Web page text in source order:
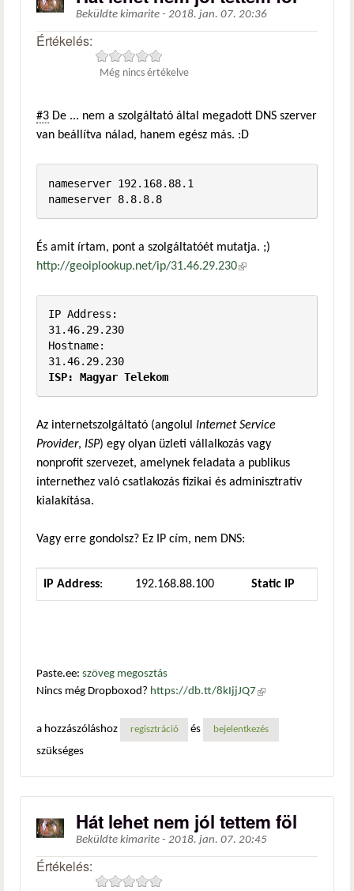
Beküldte kimarite - 2018. jan. 07. 20:36
Értékelés:
Még nincs értékelve
#3 De ... nem a szolgáltató által megadott DNS szerver
van beállítva nálad, hanem egész más. :D
nameserver 192.168.88.1
nameserver 8.8.8.8
És amit írtam, pont a szolgáltatóét mutatja. ;)
http://geoiplookup.net/ip/31.46.29.230(külső hivatkozás)
IP Address:
31.46.29.230
Hostname:
31.46.29.230
ISP: Magyar Telekom
Az internetszolgáltató (angolul Internet Service
Provider, ISP) egy olyan üzleti vállalkozás vagy
nonprofit szervezet, amelynek feladata a publikus
internethez való csatlakozás fizikai és adminisztratív
kialakítása.
Vagy erre gondolsz? Ez IP cím, nem DNS:
IP Address: 192.168.88.100 Static IP
Paste.ee: szöveg megosztás
Nincs még Dropboxod? https://db.tt/8kIjjJQ7 (külső
a hozzászóláshoz
regisztráció és bejelentkezés
szükséges
Hát lehet nem jól tettem föl
Beküldte kimarite - 2018. jan. 07. 20:45
Értékelés: